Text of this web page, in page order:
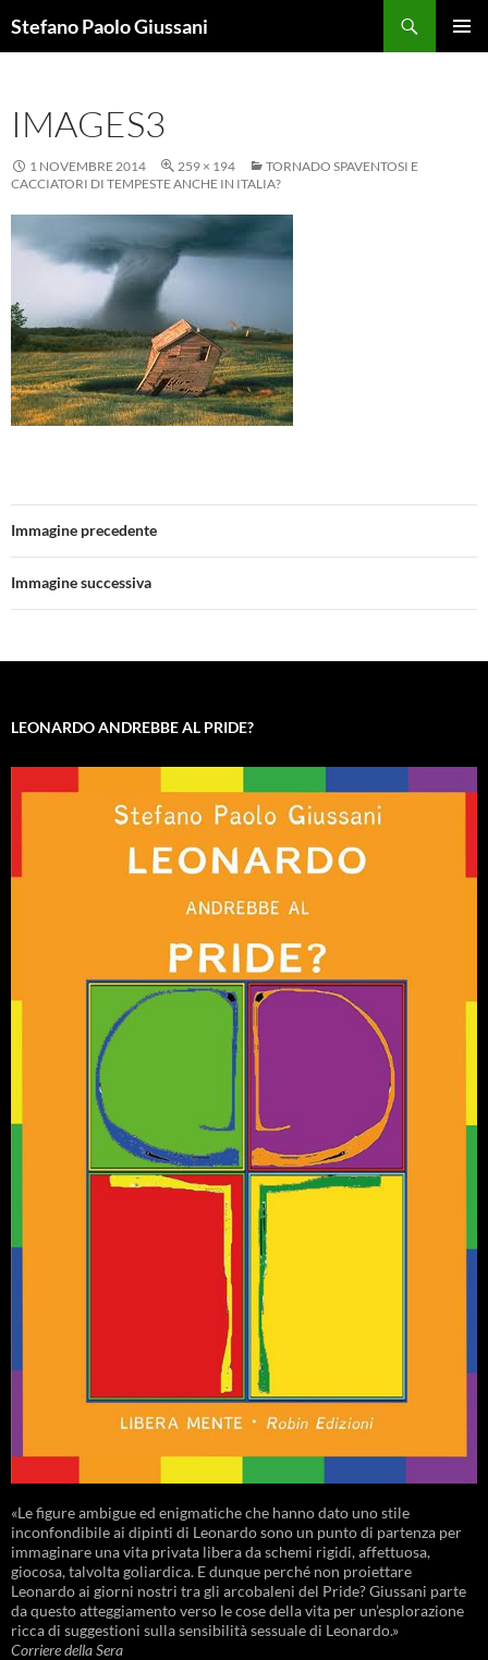
alStefano Paolo Giussani
IMAGES3
1 NOVEMBRE 2014 259 × 194
TORNADO SPAVENTOSI E
CACCIATORI DI TEMPESTE ANCHE IN ITALIA?
Immagine precedente
Immagine successiva
LEONARDO ANDREBBE AL PRIDE?
«Le figure ambigue ed enigmatiche che hanno dato uno stile
inconfondibile ai dipinti di Leonardo sono un punto di partenza per
immaginare una vita privata libera da schemi rigidi, affettuosa,
giocosa, talvolta goliardica. E dunque perché non proiettare
Leonardo ai giorni nostri tra gli arcobaleni del Pride? Giussani parte
da questo atteggiamento verso le cose della vita per un’esplorazione
ricca di suggestioni sulla sensibilità sessuale di Leonardo.»
Corriere della Sera